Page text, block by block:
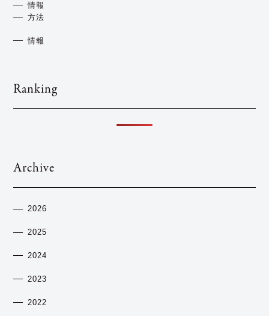
情報
方法
情報
Ranking
Archive
2026
2025
2024
2023
2022